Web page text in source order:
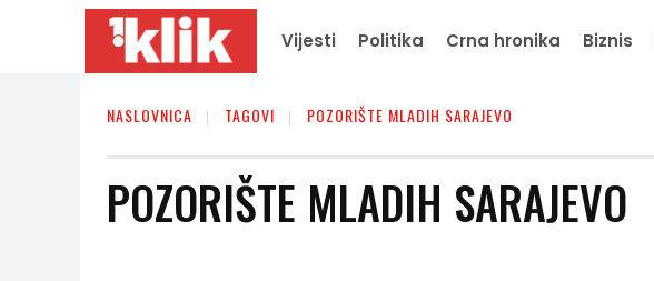
Vijesti Politika Crna hronika Biznis
NASLOVNICA TAGOVI POZORIŠTE MLADIH SARAJEVO
POZORIŠTE MLADIH SARAJEVO